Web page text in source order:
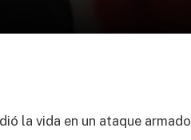
la vida en un ataque armado